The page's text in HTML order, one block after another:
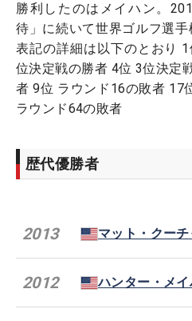
勝利したのはメイハン。
待」に続いて世界ゴルフ選
表記の詳細は以下のとおり
位決定戦の勝者 4位 3位決定
者 9位 ラウンド16の敗者 17
ラウンド64の敗者
歴代優勝者
2013 マット・クー
2012 ハンター・メイ